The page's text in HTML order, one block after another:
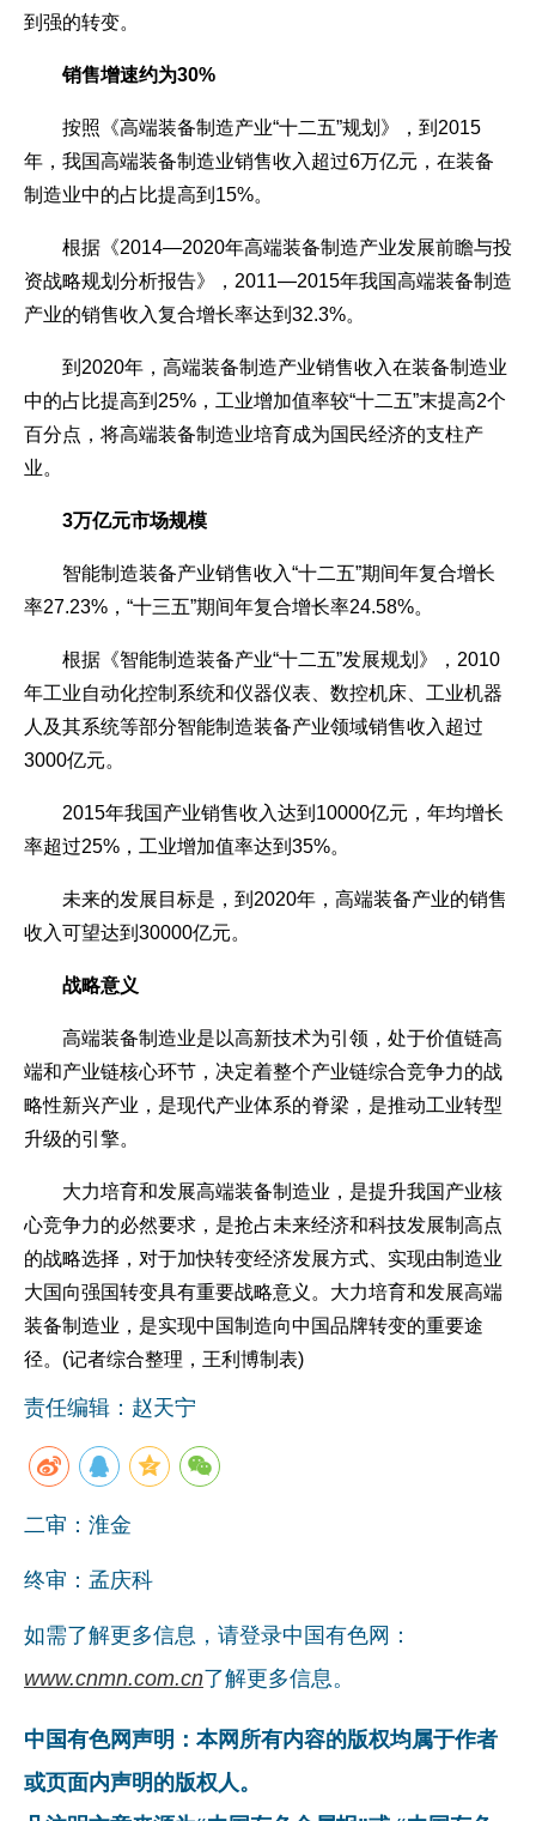
到强的转变。
销售增速约为30%
按照《高端装备制造产业“十二五”规划》，到2015
年，我国高端装备制造业销售收入超过6万亿元，在装备
制造业中的占比提高到15%。
根据《2014—2020年高端装备制造产业发展前瞻与投
资战略规划分析报告》，2011—2015年我国高端装备制造
产业的销售收入复合增长率达到32.3%。
到2020年，高端装备制造产业销售收入在装备制造业
中的占比提高到25%，工业增加值率较“十二五”末提高2个
百分点，将高端装备制造业培育成为国民经济的支柱产
业。
3万亿元市场规模
智能制造装备产业销售收入“十二五”期间年复合增长
率27.23%，“十三五”期间年复合增长率24.58%。
根据《智能制造装备产业“十二五”发展规划》，2010
年工业自动化控制系统和仪器仪表、数控机床、工业机器
人及其系统等部分智能制造装备产业领域销售收入超过
3000亿元。
2015年我国产业销售收入达到10000亿元，年均增长
率超过25%，工业增加值率达到35%。
未来的发展目标是，到2020年，高端装备产业的销售
收入可望达到30000亿元。
战略意义
高端装备制造业是以高新技术为引领，处于价值链高
端和产业链核心环节，决定着整个产业链综合竞争力的战
略性新兴产业，是现代产业体系的脊梁，是推动工业转型
升级的引擎。
大力培育和发展高端装备制造业，是提升我国产业核
心竞争力的必然要求，是抢占未来经济和科技发展制高点
的战略选择，对于加快转变经济发展方式、实现由制造业
大国向强国转变具有重要战略意义。大力培育和发展高端
装备制造业，是实现中国制造向中国品牌转变的重要途
径。(记者综合整理，王利博制表)
责任编辑：赵天宁
二审：淮金
终审：孟庆科
如需了解更多信息，请登录中国有色网：
www.cnmn.com.cn了解更多信息。
中国有色网声明：本网所有内容的版权均属于作者
或页面内声明的版权人。